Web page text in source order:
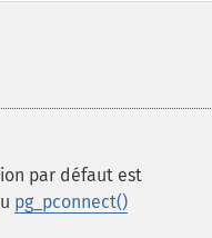
par défaut est
pg_pconnect()